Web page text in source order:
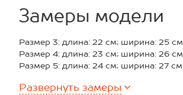
Замеры модели
Размер 3: длина: 22 см; ширина: 25 см.
Размер 4: длина: 23 см; ширина: 26 см.
Размер 5: длина: 24 см; ширина: 27 см.
Размер 7: длина: 26 см; ширина: 30 см.
Развернуть замеры